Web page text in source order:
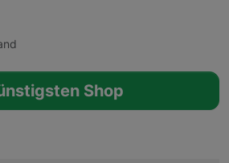
Shop